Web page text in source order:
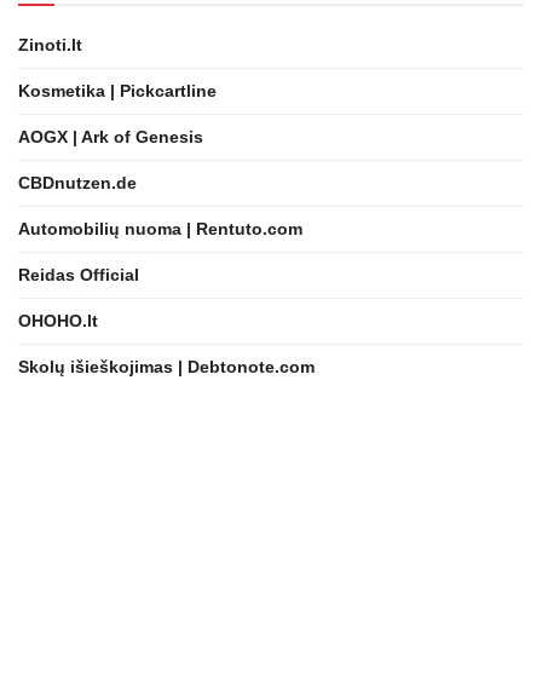
Zinoti.lt
Kosmetika | Pickcartline
AOGX | Ark of Genesis
CBDnutzen.de
Automobilių nuoma | Rentuto.com
Reidas Official
OHOHO.lt
Skolų išieškojimas | Debtonote.com